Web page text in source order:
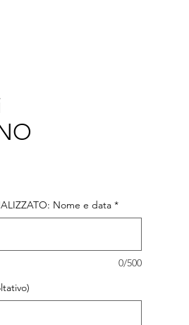
Nome e data *
0/500